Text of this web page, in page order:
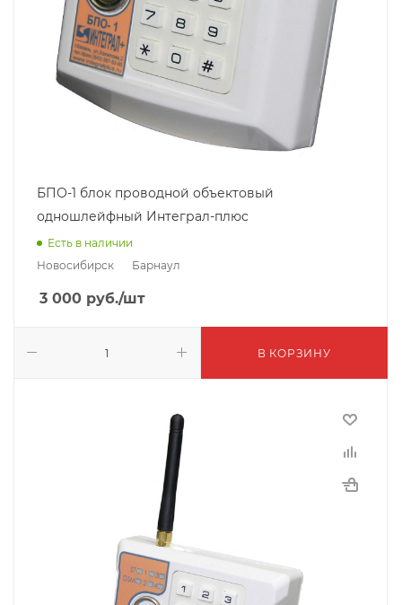
БПО-1 блок проводной объектовый
одношлейфный Интеграл-плюс
Есть в наличии
Новосибирск
Барнаул
3 000 руб./шт
В КОРЗИНУ